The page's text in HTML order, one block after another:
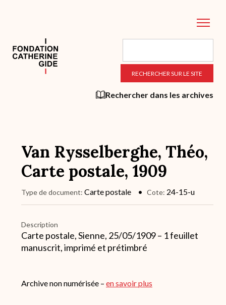
principal
Rechercher dans les archives
Van Rysselberghe, Théo,
Carte postale, 1909
Type de document Carte postale Cote 24-15-u
Description
Carte postale, Sienne, 25/05/1909 – 1 feuillet
manuscrit, imprimé et prétimbré
Archive non numérisée – en savoir plus